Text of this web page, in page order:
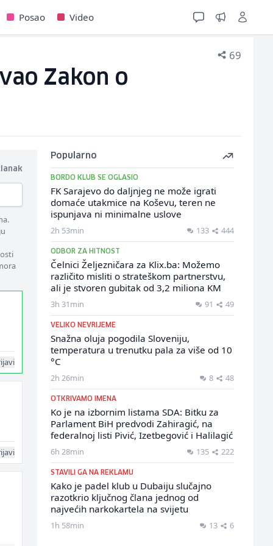
Posao Video
69
Zakon o
Popularno
BORDO KLUB SE OGLASIO
FK Sarajevo do daljnjeg ne može igrati
domaće utakmice na Koševu, teren ne
ispunjava ni minimalne uslove
2h 53min 133 444
ODBOR ZA HITNOST
Čelnici Željezničara za Klix.ba: Možemo
različito misliti o strateškom partnerstvu,
ali je stvoren gubitak od 3,2 miliona KM
3h 31min 91 49
VELIKO NEVRIJEME
Snažna oluja pogodila Sloveniju,
temperatura u trenutku pala za više od 10
°C
2h 26min 8 48
OTKRIVAMO IMENA
Ko je na izbornim listama SDA: Bitku za
Parlament BiH predvodi Zahiragić, na
federalnoj listi Pivić, Izetbegović i Halilagić
6h 28min 135 222
STAVILI GA NA REKLAMU
Kako je padel klub u Dubaiju slučajno
razotkrio ključnog člana jednog od
najvećih narkokartela na svijetu
1h 58min 13 6